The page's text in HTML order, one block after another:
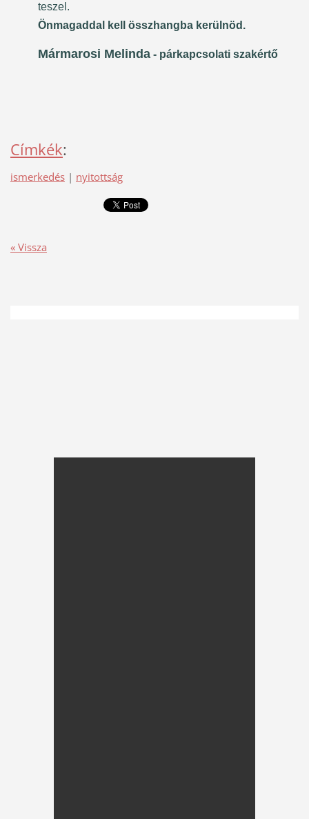
teszel.
Önmagaddal kell összhangba kerülnöd.
Mármarosi Melinda- párkapcsolati szakértő
Címkék:
ismerkedés | nyitottság
« Vissza